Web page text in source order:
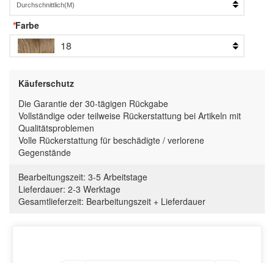
*Farbe
18
Käuferschutz
Die Garantie der 30-tägigen Rückgabe
Vollständige oder teilweise Rückerstattung bei Artikeln mit
Qualitätsproblemen
Volle Rückerstattung für beschädigte / verlorene
Gegenstände
Bearbeitungszeit: 3-5 Arbeitstage
Lieferdauer: 2-3 Werktage
Gesamtlieferzeit: Bearbeitungszeit + Lieferdauer